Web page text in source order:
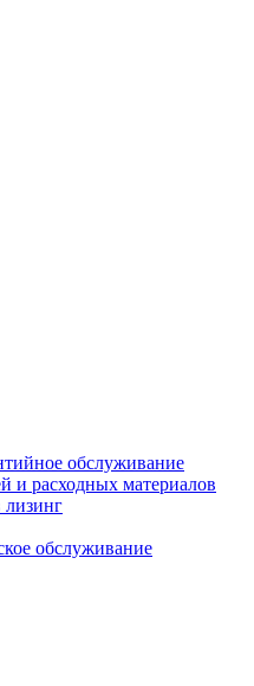
обслуживание
и расходных материалов
лизинг
обслуживание